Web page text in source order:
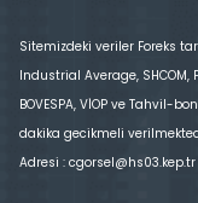
Sitemizdeki veriler Foreks
Industrial Average, SHCOM,
BOVESPA, VİOP ve Tahvil-
dakika gecikmeli
Adresi : cgorsel@hs03.kep.tr